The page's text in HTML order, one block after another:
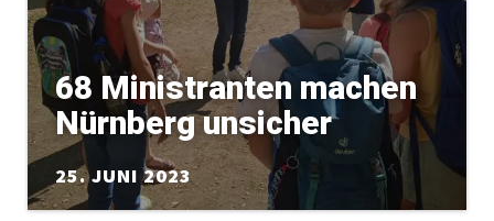
68 Ministranten machen
Nürnberg unsicher
25. JUNI 2023